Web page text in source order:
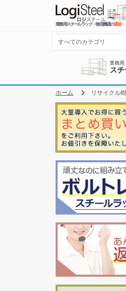
業務用スチールラック・物流機器の通販
業務用
ス
ホーム リサイクル